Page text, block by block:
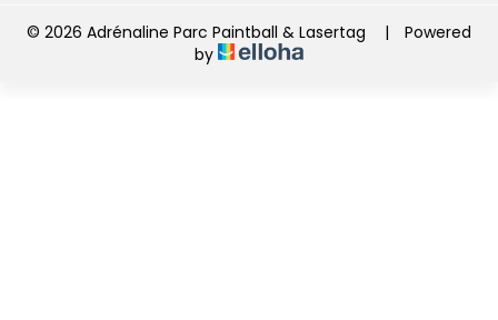
© 2026 Adrénaline Parc Paintball & Lasertag |
Powered
by